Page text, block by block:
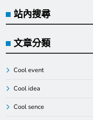
站內搜尋
文章分類
Cool event
Cool idea
Cool sence